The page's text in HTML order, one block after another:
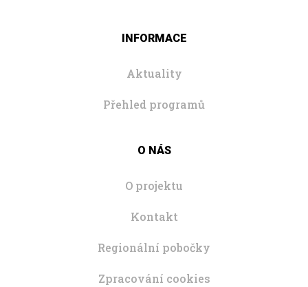
INFORMACE
Aktuality
Přehled programů
O NÁS
O projektu
Kontakt
Regionální pobočky
Zpracování cookies